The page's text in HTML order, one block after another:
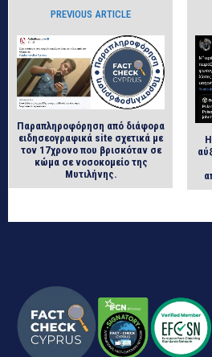
PREVIOUS ARTICLE
Παραπληροφόρηση από διάφορα
ειδησεογραφικά site σχετικά με
τον 17χρονο που βρισκόταν σε
κώμα σε νοσοκομείο της
Μυτιλήνης.